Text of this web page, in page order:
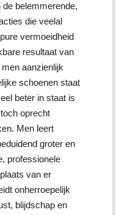
belemmerende,
die veelal
vermoeidheid
resultaat van
aanzienlijk
schoenen staat
beter in staat is
oprecht
Men leert
groter en
professionele
van er
onherroepelijk
blijdschap en